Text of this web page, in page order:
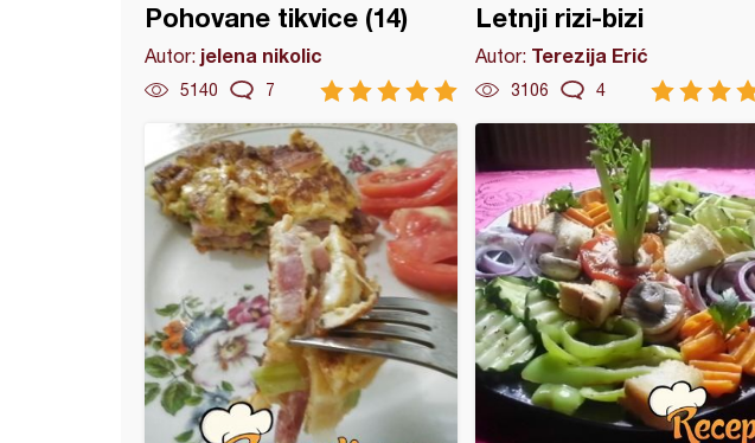
Pohovane tikvice (14)
Autor: jelena nikolic
5140 7
Letnji rizi-bizi
Autor: Terezija Erić
3106 4